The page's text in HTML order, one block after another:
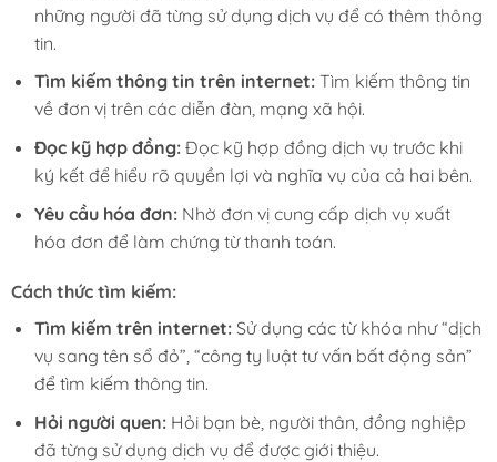
những người đã từng sử dụng dịch vụ để có thêm thông
tin.
Tìm kiếm thông tin trên internet:Tìm kiếm thông tin
về đơn vị trên các diễn đàn, mạng xã hội.
Đọc kỹ hợp đồng:Đọc kỹ hợp đồng dịch vụ trước khi
ký kết để hiểu rõ quyền lợi và nghĩa vụ của cả hai bên.
Yêu cầu hóa đơn:Nhờ đơn vị cung cấp dịch vụ xuất
hóa đơn để làm chứng từ thanh toán.
Cách thức tìm kiếm:
Tìm kiếm trên internet:Sử dụng các từ khóa như “dịch
vụ sang tên sổ đỏ”, “công ty luật tư vấn bất động sản”
để tìm kiếm thông tin.
Hỏi người quen:Hỏi bạn bè, người thân, đồng nghiệp
đã từng sử dụng dịch vụ để được giới thiệu.